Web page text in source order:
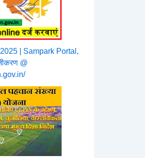
2025 | Sampark Portal,
@